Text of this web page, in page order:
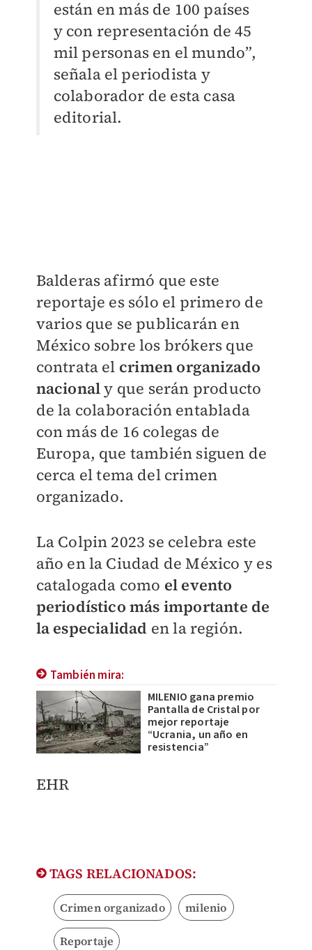
están en más de 100 países
y con representación de 45
mil personas en el mundo”,
señala el periodista y
colaborador de esta casa
editorial.
Balderas afirmó que este
reportaje es sólo el primero de
varios que se publicarán en
México sobre los brókers que
contrata el crimen organizado
nacionaly que serán producto
de la colaboración entablada
con más de 16 colegas de
Europa, que también siguen de
cerca el tema del crimen
organizado.
La Colpin 2023 se celebra este
año en la Ciudad de México y es
catalogada como el evento
periodístico más importante de
la especialidad en la región.
También mira:
MILENIO gana premio
Pantalla de Cristal por
mejor reportaje
“Ucrania, un año en
resistencia”
EHR
TAGS RELACIONADOS:
Crimen organizado milenio
Reportaje